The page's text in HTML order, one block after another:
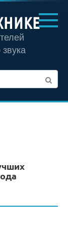
звука